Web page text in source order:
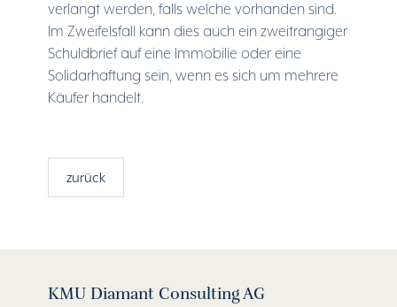
verlangt werden, falls welche vorhanden sind.
Im Zweifelsfall kann dies auch ein zweitrangiger
Schuldbrief auf eine Immobilie oder eine
Solidarhaftung sein, wenn es sich um mehrere
Käufer handelt.
zurück
KMU Diamant Consulting AG